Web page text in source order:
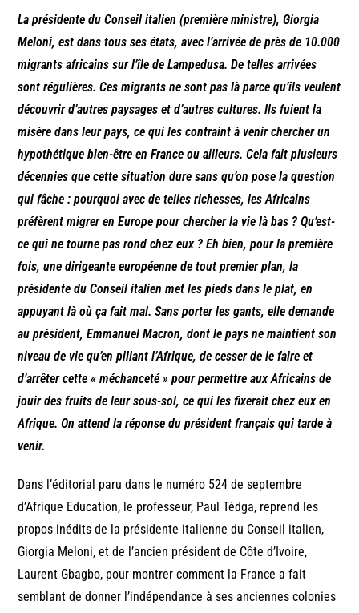
La présidente du Conseil italien (première ministre), Giorgia
Meloni, est dans tous ses états, avec l’arrivée de près de 10.000
migrants africains sur l’île de Lampedusa. De telles arrivées
sont régulières. Ces migrants ne sont pas là parce qu’ils veulent
découvrir d’autres paysages et d’autres cultures. Ils fuient la
misère dans leur pays, ce qui les contraint à venir chercher un
hypothétique bien-être en France ou ailleurs. Cela fait plusieurs
décennies que cette situation dure sans qu’on pose la question
qui fâche : pourquoi avec de telles richesses, les Africains
préfèrent migrer en Europe pour chercher la vie là bas ? Qu’est-
ce qui ne tourne pas rond chez eux ? Eh bien, pour la première
fois, une dirigeante européenne de tout premier plan, la
présidente du Conseil italien met les pieds dans le plat, en
appuyant là où ça fait mal. Sans porter les gants, elle demande
au président, Emmanuel Macron, dont le pays ne maintient son
niveau de vie qu’en pillant l’Afrique, de cesser de le faire et
d’arrêter cette « méchanceté » pour permettre aux Africains de
jouir des fruits de leur sous-sol, ce qui les fixerait chez eux en
Afrique. On attend la réponse du président français qui tarde à
venir.
Dans l’éditorial paru dans le numéro 524 de septembre
d’Afrique Education, le professeur, Paul Tédga, reprend les
propos inédits de la présidente italienne du Conseil italien,
Giorgia Meloni, et de l’ancien président de Côte d’Ivoire,
Laurent Gbagbo, pour montrer comment la France a fait
semblant de donner l’indépendance à ses anciennes colonies